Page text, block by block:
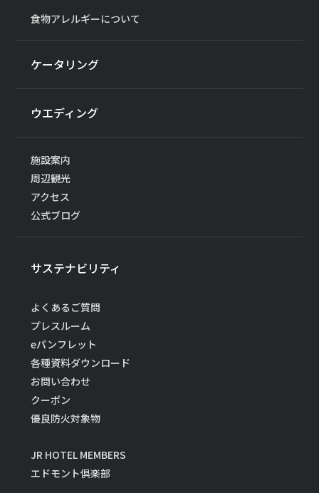
食物アレルギーについて
ケータリング
ウエディング
施設案内
周辺観光
アクセス
公式ブログ
サステナビリティ
よくあるご質問
プレスルーム
eパンフレット
各種資料ダウンロード
お問い合わせ
クーポン
優良防火対象物
JR HOTEL MEMBERS
エドモント倶楽部